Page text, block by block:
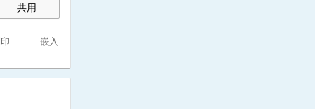
共用
嵌入